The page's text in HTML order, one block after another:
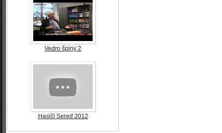
Vedro špiny 2
Hasiči Sereď 2012